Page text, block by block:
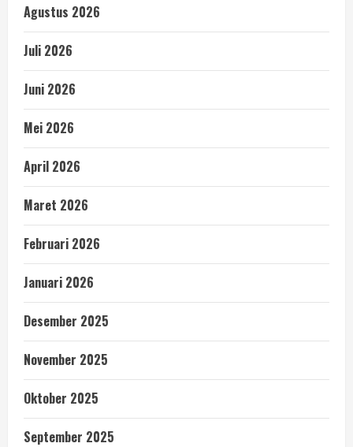
Agustus 2026
Juli 2026
Juni 2026
Mei 2026
April 2026
Maret 2026
Februari 2026
Januari 2026
Desember 2025
November 2025
Oktober 2025
September 2025